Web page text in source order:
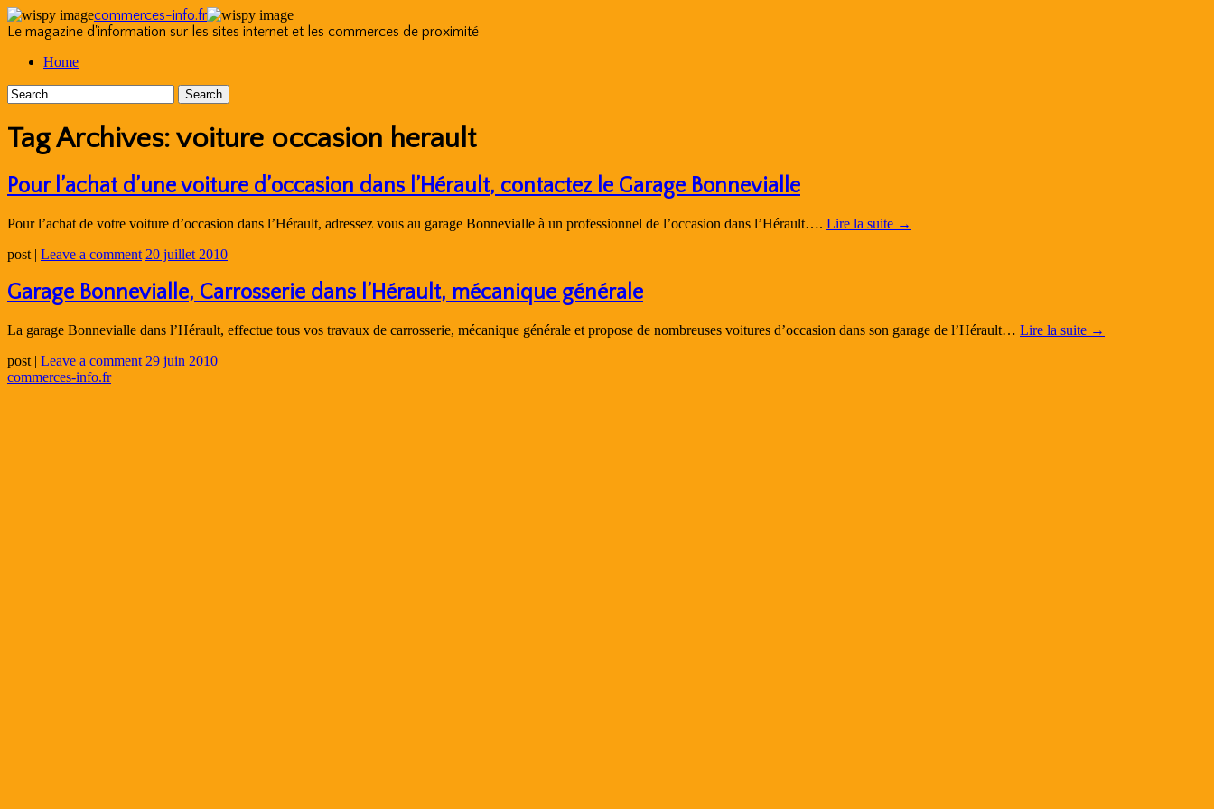
commerces-info.fr
Le magazine d'information sur les sites internet et les commerces de proximité
Skip
content
Home
Tag Archives: voiture occasion herault
Pour l’achat d’une voiture d’occasion dans l’Hérault, contactez le Garage Bonnevialle
Pour l’achat de votre voiture d’occasion dans l’Hérault, adressez vous au garage Bonnevialle à un professionnel de l’occasion dans l’Hérault…. Lire la suite →
post | Leave a comment 20 juillet 2010
Garage Bonnevialle, Carrosserie dans l’Hérault, mécanique générale
La garage Bonnevialle dans l’Hérault, effectue tous vos travaux de carrosserie, mécanique générale et propose de nombreuses voitures d’occasion dans son garage de l’Hérault… Lire la suite →
post | Leave a comment 29 juin 2010
commerces-info.fr